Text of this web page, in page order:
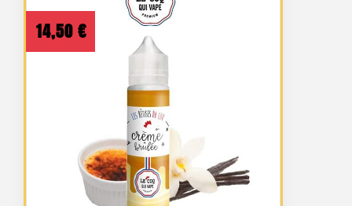
14,50 €